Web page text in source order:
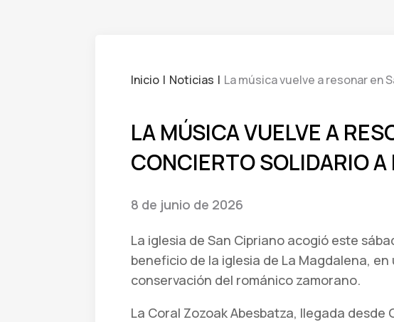
Inicio Noticias La música vuelve a resonar en
LA MÚSICA VUELVE A
CONCIERTO SOLIDARIO
8 de junio de 2026
La iglesia de San Cipriano acogió este
beneficio de la iglesia de La Magdalena,
conservación del románico zamorano.
La Coral Zozoak Abesbatza, llegada